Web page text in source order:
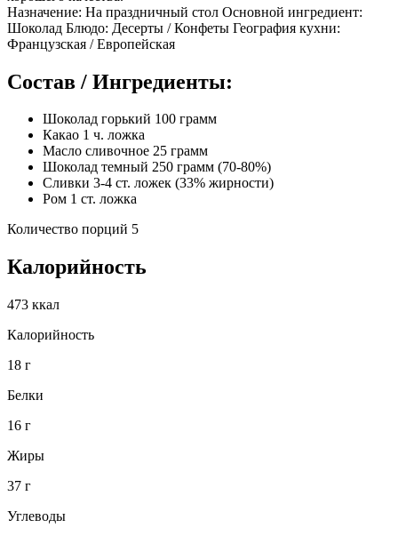
Назначение: На праздничный стол Основной ингредиент:
Шоколад Блюдо: Десерты / Конфеты География кухни:
Французская / Европейская
Состав / Ингредиенты:
Шоколад горький 100 грамм
Какао 1 ч. ложка
Масло сливочное 25 грамм
Шоколад темный 250 грамм (70-80%)
Сливки 3-4 ст. ложек (33% жирности)
Ром 1 ст. ложка
Количество порций 5
Калорийность
473 ккал
Калорийность
18 г
Белки
16 г
Жиры
37 г
Углеводы